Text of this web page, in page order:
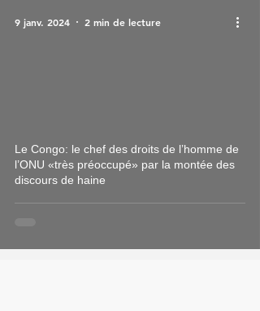
Le Congo: le chef des droits de l’homme de
l’ONU «très préoccupé» par la montée des
discours de haine
9 janv. 2024 2 min de lecture